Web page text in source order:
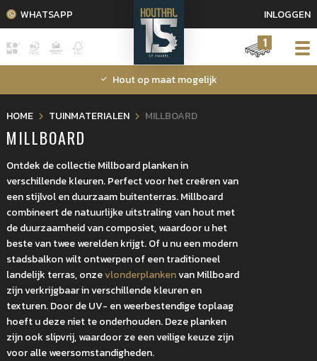
WHATSAPP
INLOGGEN
1
Hout op maat mogelijk
HOME TUINMATERIALEN MILLBOARD
MILLBOARD
Ontdek de collectie Millboard planken in
verschillende kleuren. Perfect voor het creëren van
een stijlvol en duurzaam buitenterras. Millboard
combineert de natuurlijke uitstraling van hout met
de duurzaamheid van composiet, waardoor u het
beste van twee werelden krijgt. Of u nu een modern
stadsbalkon wilt ontwerpen of een traditioneel
landelijk terras, onzevlonderplankenvan Millboard
zijn verkrijgbaar in verschillende kleuren en
texturen. Door de UV- en weerbestendige toplaag
hoeft u deze niet te onderhouden. Deze planken
zijn ook slipvrij, waardoor ze een veilige keuze zijn
voor alle weersomstandigheden.